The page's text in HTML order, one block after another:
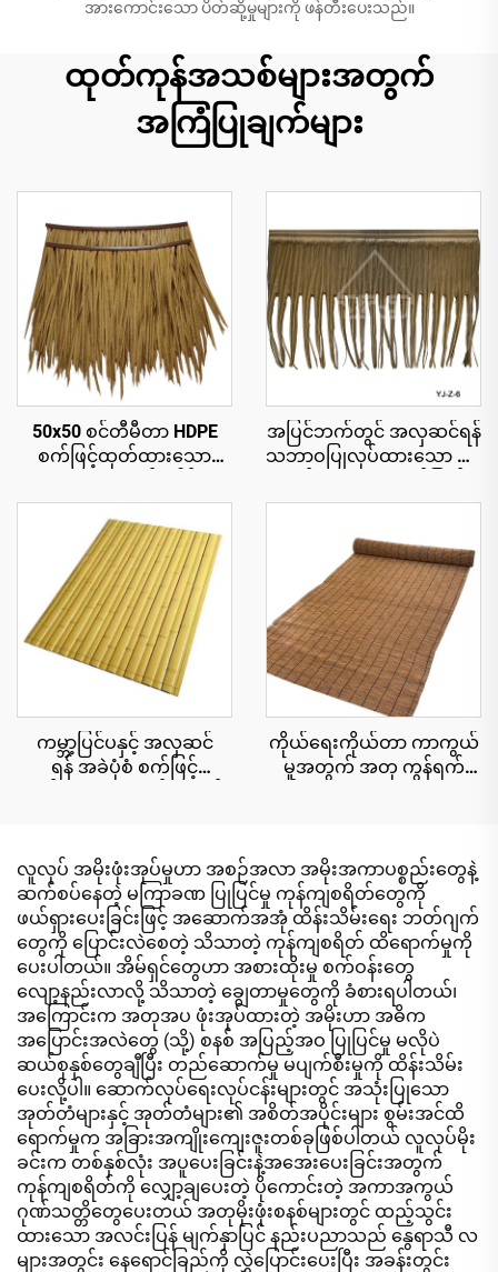
အားကောင်းသော ပိတ်ဆို့မှုများကို ဖန်တီးပေးသည်။
ထုတ်ကုန်အသစ်များအတွက်
အကြံပြုချက်များ
50x50 စင်တီမီတာ HDPE
စက်ဖြင့်ထုတ်ထားသော
ပြား၊ ၁၅ နှစ်အထိ ယူဗီ
ခံနိုင်ရည်ရှိသော ပူပြင်းသော
ဒေသရှိ အပန်းဖြေစခန်းများ
အတွက်
အပြင်ဘက်တွင် အလှဆင်ရန်
သဘာဝပြုလုပ်ထားသော ဖရုံ
ခံနိုင်ရည်ရှိခြင်း
ကမ္ဘာ့ပြင်ပနှင့် အလှဆင်
ရန် အခဲပုံစံ စက်ဖြင့်
ကိုယ်ရေးကိုယ်တာ ကာကွယ်
မှုအတွက် အတု ကွန်ရက်
လူလုပ် အမိုးဖုံးအုပ်မှုဟာ အစဉ်အလာ အမိုးအကာပစ္စည်းတွေနဲ့
ဆက်စပ်နေတဲ့ မကြာခဏ ပြုပြင်မှု ကုန်ကျစရိတ်တွေကို
ဖယ်ရှားပေးခြင်းဖြင့် အဆောက်အအုံ ထိန်းသိမ်းရေး ဘတ်ဂျက်
တွေကို ပြောင်းလဲစေတဲ့ သိသာတဲ့ ကုန်ကျစရိတ် ထိရောက်မှုကို
ပေးပါတယ်။ အိမ်ရှင်တွေဟာ အစားထိုးမှု စက်ဝန်းတွေ
လျော့နည်းလာလို့ သိသာတဲ့ ချွေတာမှုတွေကို ခံစားရပါတယ်၊
အကြောင်းက အတုအပ ဖုံးအုပ်ထားတဲ့ အမိုးဟာ အဓိက
အပြောင်းအလဲတွေ (သို့) စနစ် အပြည့်အဝ ပြုပြင်မှု မလိုပဲ
ဆယ်စုနှစ်တွေချီပြီး တည်ဆောက်မှု မပျက်စီးမှုကို ထိန်းသိမ်း
ပေးလို့ပါ။ ဆောက်လုပ်ရေးလုပ်ငန်းများတွင် အသုံးပြုသော
အုတ်တံများနှင့် အုတ်တံများ၏ အစိတ်အပိုင်းများ စွမ်းအင်ထိ
ရောက်မှုက အခြားအကျိုးကျေးဇူးတစ်ခုဖြစ်ပါတယ် လူလုပ်မိုး
ခင်းက တစ်နှစ်လုံး အပူပေးခြင်းနဲ့အအေးပေးခြင်းအတွက်
ကုန်ကျစရိတ်ကို လျှော့ချပေးတဲ့ ပိုကောင်းတဲ့ အကာအကွယ်
ဂုဏ်သတ္တိတွေပေးတယ် အတုမိုးဖုံးစနစ်များတွင် ထည့်သွင်း
ထားသော အလင်းပြန် မျက်နှာပြင် နည်းပညာသည် နွေရာသီ လ
များအတွင်း နေရောင်ခြည်ကို လွှဲပြောင်းပေးပြီး အခန်းတွင်း